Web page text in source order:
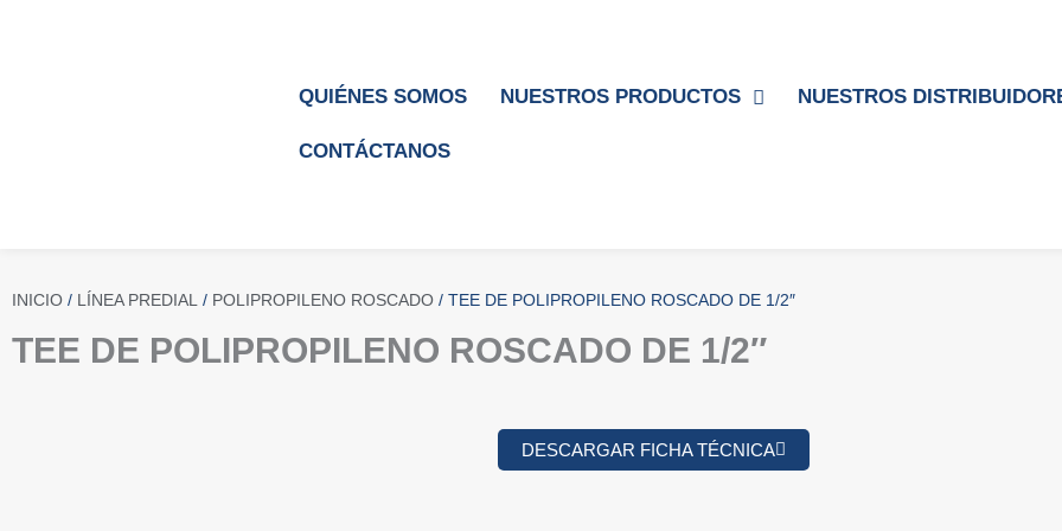
QUIÉNES SOMOS NUESTROS PRODUCTOS NUESTROS
CONTÁCTANOS
INICIO / LÍNEA PREDIAL / POLIPROPILENO ROSCADO / TEE DE POLIPROPILENO ROSCADO DE 1/2″
TEE DE POLIPROPILENO ROSCADO DE 1/2″
DESCARGAR FICHA TÉCNICA